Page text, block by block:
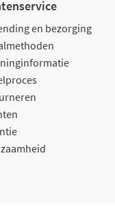
en bezorging